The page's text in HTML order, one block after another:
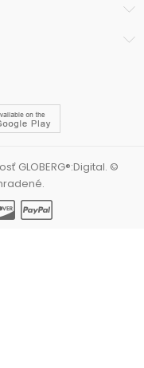
GLOBERG®:Digital. ©